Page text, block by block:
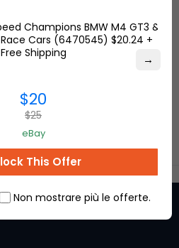
→
Champions BMW M4 GT3 &
Race Cars (6470545) $20.24 +
Free Shipping
$20
$25
eBay
This Offer
Non mostrare più le offerte.